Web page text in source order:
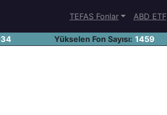
TEFAS Fonlar ABD ETF
Yükselen Fon Sayısı: 1459